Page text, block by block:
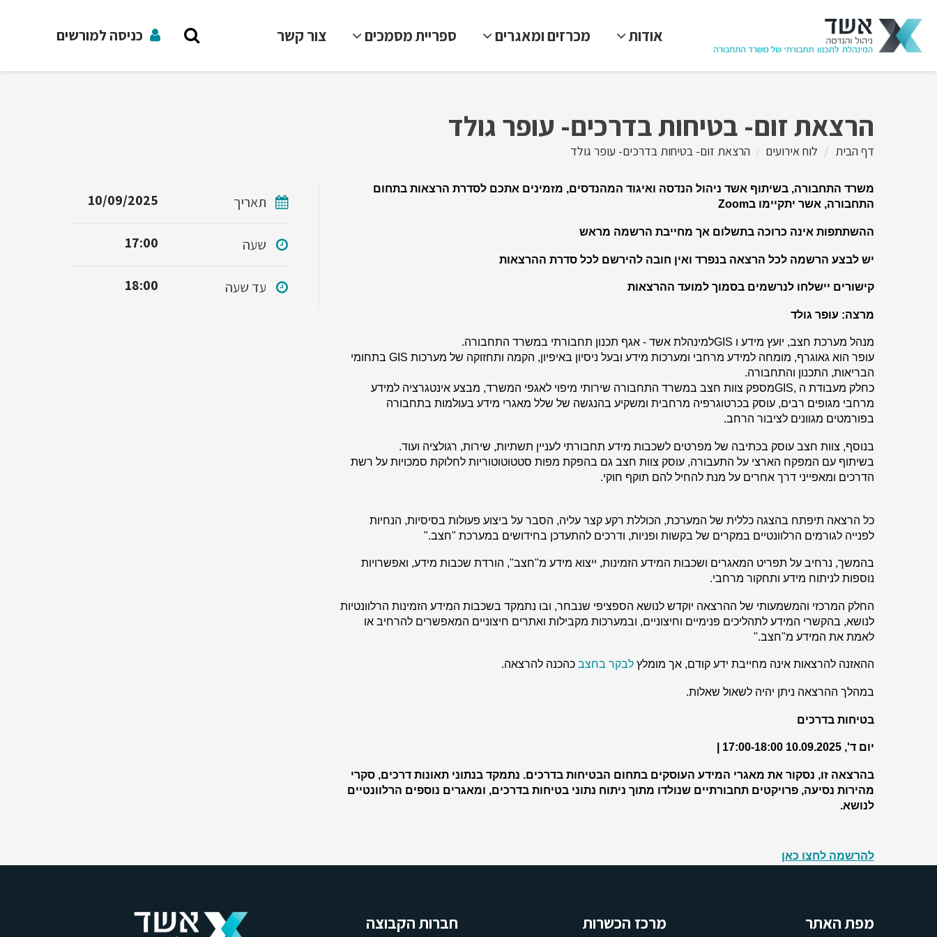
אודות מכרזים ומאגרים ספריית מסמכים צור קשר כניסה למורשים
הרצאת זום- בטיחות בדרכים- עופר גולד
דף הבית לוח אירועים הרצאת זום- בטיחות בדרכים- עופר גולד
משרד התחבורה, בשיתוף אשד ניהול הנדסה ואיגוד המהנדסים, מזמינים אתכם לסדרת הרצאות בתחום
התחבורה, אשר יתקיימו בZoom
ההשתתפות אינה כרוכה בתשלום אך מחייבת הרשמה מראש
יש לבצע הרשמה לכל הרצאה בנפרד ואין חובה להירשם לכל סדרת ההרצאות
קישורים יישלחו לנרשמים בסמוך למועד ההרצאות
מרצה: עופר גולד
מנהל מערכת חצב, יועץ מידע ו GISלמינהלת אשד - אגף תכנון תחבורתי במשרד התחבורה.
עופר הוא גאוגרף, מומחה למידע מרחבי ומערכות מידע ובעל ניסיון באיפיון, הקמה ותחזוקה של מערכות GIS בתחומי
הבריאות, התכנון והתחבורה.
כחלק מעבודת ה GIS,מספק צוות חצב במשרד התחבורה שירותי מיפוי לאגפי המשרד, מבצע אינטגרציה למידע
מרחבי מגופים רבים, עוסק בכרטוגרפיה מרחבית ומשקיע בהנגשה של שלל מאגרי מידע בעולמות בתחבורה
בפורמטים מגוונים לציבור הרחב.
בנוסף, צוות חצב עוסק בכתיבה של מפרטים לשכבות מידע תחבורתי לעניין תשתיות, שירות, רגולציה ועוד.
בשיתוף עם המפקח הארצי על התעבורה, עוסק צוות חצב גם בהפקת מפות סטטוטוטוריות לחלוקת סמכויות על רשת
הדרכים ומאפייני דרך אחרים על מנת להחיל להם תוקף חוקי.
כל הרצאה תיפתח בהצגה כללית של המערכת, הכוללת רקע קצר עליה, הסבר על ביצוע פעולות בסיסיות, הנחיות
לפנייה לגורמים הרלוונטיים במקרים של בקשות ופניות, ודרכים להתעדכן בחידושים במערכת "חצב".
בהמשך, נרחיב על תפריט המאגרים ושכבות המידע הזמינות, ייצוא מידע מ"חצב", הורדת שכבות מידע, ואפשרויות
נוספות לניתוח מידע ותחקור מרחבי.
החלק המרכזי והמשמעותי של ההרצאה יוקדש לנושא הספציפי שנבחר, ובו נתמקד בשכבות המידע הזמינות הרלוונטיות
לנושא, בהקשרי המידע לתהליכים פנימיים וחיצוניים, ובמערכות מקבילות ואתרים חיצוניים המאפשרים להרחיב או
לאמת את המידע מ"חצב".
ההאזנה להרצאות אינה מחייבת ידע קודם, אך מומלץ לבקר בחצב כהכנה להרצאה.
במהלך ההרצאה ניתן יהיה לשאול שאלות.
בטיחות בדרכים
יום ד', 10.09.2025 | 17:00-18:00
בהרצאה זו, נסקור את מאגרי המידע העוסקים בתחום הבטיחות בדרכים. נתמקד בנתוני תאונות דרכים, סקרי
מהירות נסיעה, פרויקטים תחבורתיים שנולדו מתוך ניתוח נתוני בטיחות בדרכים, ומאגרים נוספים הרלוונטיים
לנושא.
להרשמה לחצו כאן
תאריך 10/09/2025
שעה 17:00
עד שעה 18:00
מפת האתר מרכז הכשרות חברות הקבוצה